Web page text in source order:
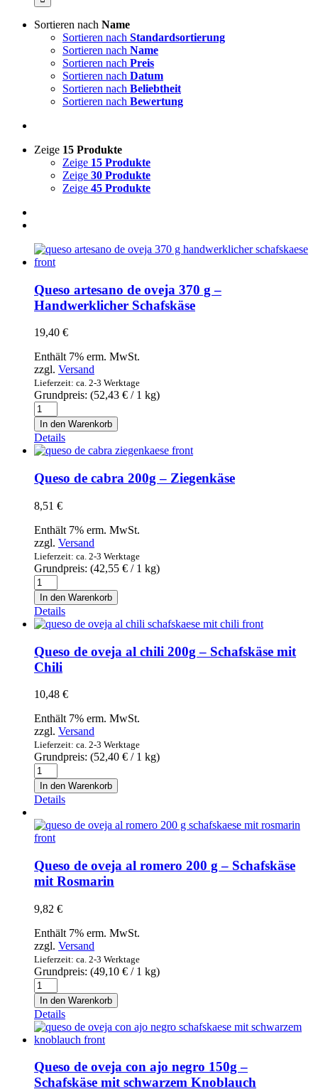
Sortieren nach Name
Sortieren nach Standardsortierung
Sortieren nach Name
Sortieren nach Preis
Sortieren nach Datum
Sortieren nach Beliebtheit
Sortieren nach Bewertung
Zeige 15 Produkte
Zeige 15 Produkte
Zeige 30 Produkte
Zeige 45 Produkte
Queso artesano de oveja 370 g –
Handwerklicher Schafskäse
19,40 €
Enthält 7% erm. MwSt.
zzgl. Versand
Lieferzeit: ca. 2-3 Werktage
Grundpreis: (52,43 € / 1 kg)
Queso
artesano
de
oveja
370
g
-
Schafskäse
In den Warenkorb
Details
Queso de cabra 200g – Ziegenkäse
8,51 €
Enthält 7% erm. MwSt.
zzgl. Versand
Lieferzeit: ca. 2-3 Werktage
Grundpreis: (42,55 € / 1 kg)
Queso
de
cabra
200g
-
Ziegenkäse
Menge
In den Warenkorb
Details
Queso de oveja al chili 200g – Schafskäse mit
Chili
10,48 €
Enthält 7% erm. MwSt.
zzgl. Versand
Lieferzeit: ca. 2-3 Werktage
Grundpreis: (52,40 € / 1 kg)
Queso
de
oveja
al
chili
200g
-
Schafskäse
mit
Chili
In den Warenkorb
Details
Queso de oveja al romero 200 g – Schafskäse
mit Rosmarin
9,82 €
Enthält 7% erm. MwSt.
zzgl. Versand
Lieferzeit: ca. 2-3 Werktage
Grundpreis: (49,10 € / 1 kg)
Queso
de
oveja
al
romero
200
g
-
Schafskäse
In den Warenkorb
Details
Queso de oveja con ajo negro 150g –
Schafskäse mit schwarzem Knoblauch